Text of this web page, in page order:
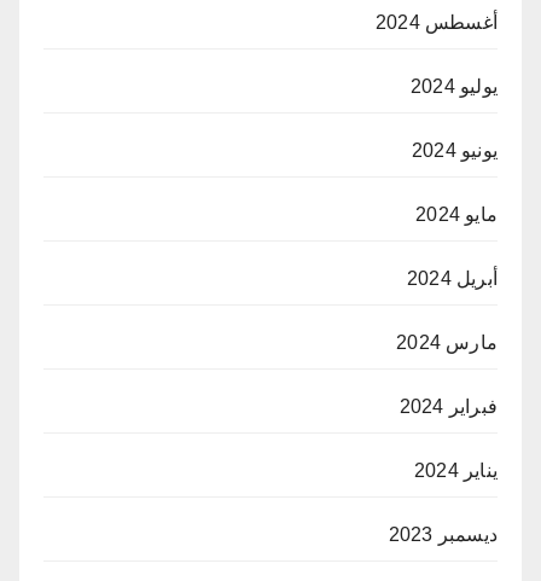
أغسطس 2024
يوليو 2024
يونيو 2024
مايو 2024
أبريل 2024
مارس 2024
فبراير 2024
يناير 2024
ديسمبر 2023